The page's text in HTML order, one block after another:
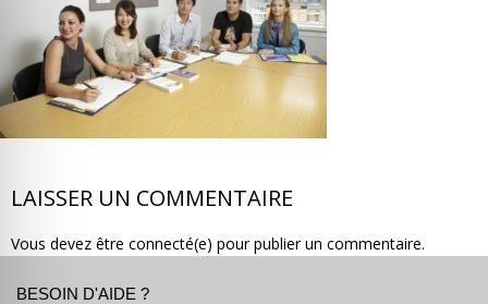
LAISSER UN COMMENTAIRE
Vous devez être connecté(e) pour publier un commentaire.
BESOIN D'AIDE ?